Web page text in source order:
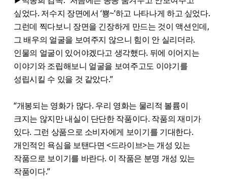
싶었다. 저수지 장면에서 ‘뿅~’하고 나타나게 하고 싶었다.
그런데 찍다보니 장면을 긴장하게 만드는 것이 액션인데,
그 배우의 얼굴을 보여주지 않으니 힘이 안 실리더라.
인물의 얼굴이 있어야겠다고 생각했다. 뒤에 이어지는
이야기와 조립해보니 얼굴을 보여주고도 이야기를
성립시킬 수 있을 것 같았다.”
“개봉되는 영화가 많다. 우리 영화는 물리적 볼륨이
크지는 않지만 내실이 단단한 작품이다. 작품의 재미가
있다. 그런 상품으로 소비자에게 보이기를 기대한다.
개인적인 욕심을 보탠다면 <드라이브>는 개성 있는
작품으로 보이기를 바란다. 이 작품은 분명 개성 있는
작품이다.”